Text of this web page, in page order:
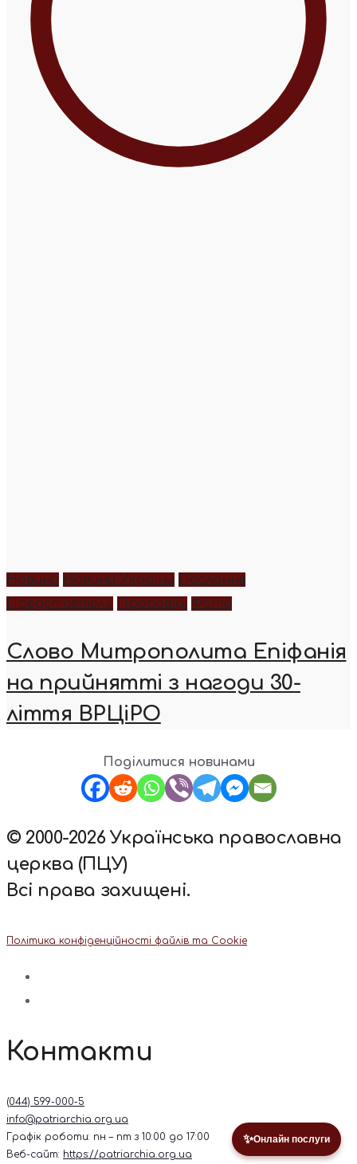
✨Онлайн послуги
Новини Новини України
Послання
Предстоятель
Проповіді Фото
Слово Митрополита Епіфанія
на прийнятті з нагоди 30-
ліття ВРЦіРО
Поділитися новинами
© 2000-2026 Українська православна
церква (ПЦУ)
Всі права захищені.
Політика конфіденційності файлів та Cookie
Контакти
(044) 599-000-5
info@patriarchia.org.ua
Графік роботи: пн – пт з 10:00 до 17:00
Веб-сайт: https://patriarchia.org.ua